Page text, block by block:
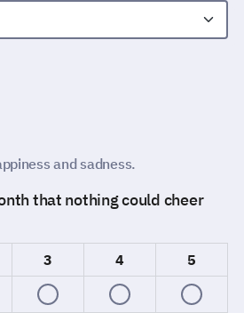
and sadness.
that nothing could cheer
3 4
5